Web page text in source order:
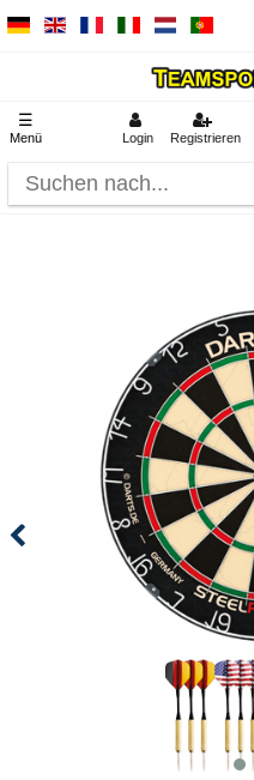
☰
Menü Login Registrieren